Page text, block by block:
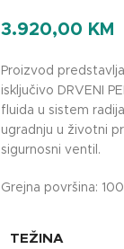
3.920,00 KM
Proizvod
isključivo DRVENI
fluida u sistem
ugradnju u životni
sigurnosni ventil.
Grejna površina:
TEŽINA